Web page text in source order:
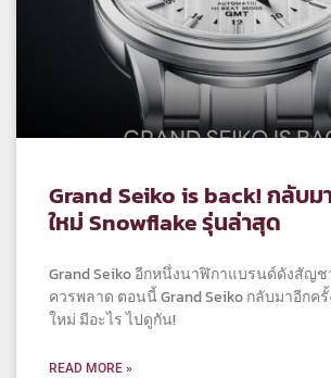
Grand Seiko is back! กลับ
ใหม่ Snowflake รุ่นล่าสุด
Grand Seiko อีกหนึ่งนาฬิกาแบรนด์ดังสั
ควรพลาด ตอนนี้ Grand Seiko กลับมาอีกค
ใหม่ มีอะไร ไปดูกัน!
READ MORE »